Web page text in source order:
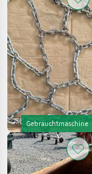
Gebrauchtmaschine